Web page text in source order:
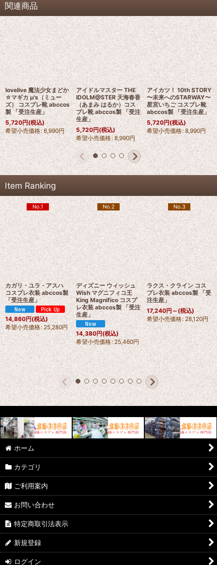
関連商品
lovelive 魔法少女まどか
☆マギカ μ's（ミュー
ズ） コスプレ靴 abccos
製 「受注生産」
5,720円(税込)
希望小売価格: 8,990円
アイドルマスター THE
IDOLM@STER 天海春香
（あまみ はるか）コス
プレ靴 abccos製 「受注
生産」
5,720円(税込)
希望小売価格: 8,990円
アイカツ！ 10th STORY
〜未来へのSTARWAY〜
星宮いちご コスプレ靴
abccos製 「受注生産」
5,720円(税込)
希望小売価格: 8,990円
Item Ranking
No.1
カガリ・ユラ・アスハ
コスプレ衣装 abccos製
「受注生産」
14,860円(税込)
希望小売価格: 25,280円
No.2
ディズニー ウィッシュ
Wish マグニフィコ王
King Magnifico コスプ
レ衣装 abccos製 「受注
生産」
14,380円(税込)
希望小売価格: 25,460円
No.3
ラクス・クライン コス
プレ衣装 abccos製 「受
注生産」
17,240円～(税込)
希望小売価格: 28,120円
ホーム
カテゴリ
ご利用案内
お問い合わせ
特定商取引法表示
新規登録
ログイン